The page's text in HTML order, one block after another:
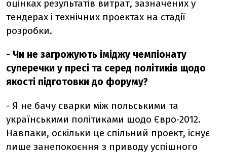
оцінках результатів витрат, зазначених у
тендерах і технічних проектах на стадії
розробки.
- Чи не загрожують іміджу чемпіонату
суперечки у пресі та серед політиків щодо
якості підготовки до форуму?
- Я не бачу сварки між польськими та
українськими політиками щодо Євро-2012.
Навпаки, оскільки це спільний проект, існує
лише занепокоєння з приводу успішного